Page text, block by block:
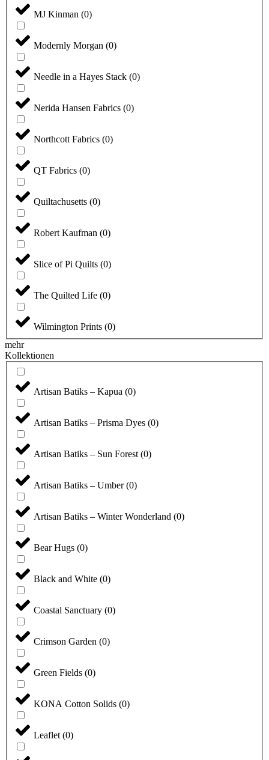
MJ Kinman (0)
Modernly Morgan (0)
Needle in a Hayes Stack (0)
Nerida Hansen Fabrics (0)
Northcott Fabrics (0)
QT Fabrics (0)
Quiltachusetts (0)
Robert Kaufman (0)
Slice of Pi Quilts (0)
The Quilted Life (0)
Wilmington Prints (0)
mehr
Kollektionen
Artisan Batiks – Kapua (0)
Artisan Batiks – Prisma Dyes (0)
Artisan Batiks – Sun Forest (0)
Artisan Batiks – Umber (0)
Artisan Batiks – Winter Wonderland (0)
Bear Hugs (0)
Black and White (0)
Coastal Sanctuary (0)
Crimson Garden (0)
Green Fields (0)
KONA Cotton Solids (0)
Leaflet (0)